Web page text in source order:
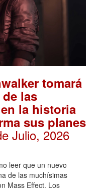
tomará
las
la historia
sus planes
Julio, 2026
leer que un nuevo
de las muchísimas
Mass Effect. Los